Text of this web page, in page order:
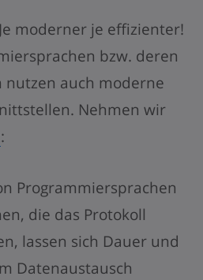
moderner je effizienter!
bzw. deren
nutzen auch moderne
Nehmen wir
:
Programmiersprachen
die das Protokoll
lassen sich Dauer und
Datenaustausch